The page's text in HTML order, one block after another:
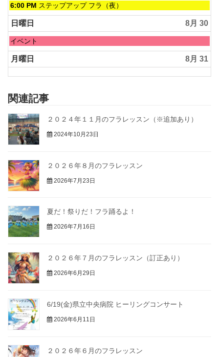
土
曜
日,
8
月
2026
6:00 PM ステップアップ フラ（夜）
日曜日 8月 30
日
曜
日,
8
月
2026
イベント
月曜日 8月 31
関連記事
２０２４年１１月のフラレッスン（※追加あり）
2024年10月23日
２０２６年８月のフラレッスン
2026年7月23日
夏だ！祭りだ！フラ踊るよ！
2026年7月16日
２０２６年７月のフラレッスン（訂正あり）
2026年6月29日
6/19(金)県立中央病院 ヒーリングコンサート
2026年6月11日
２０２６年６月のフラレッスン